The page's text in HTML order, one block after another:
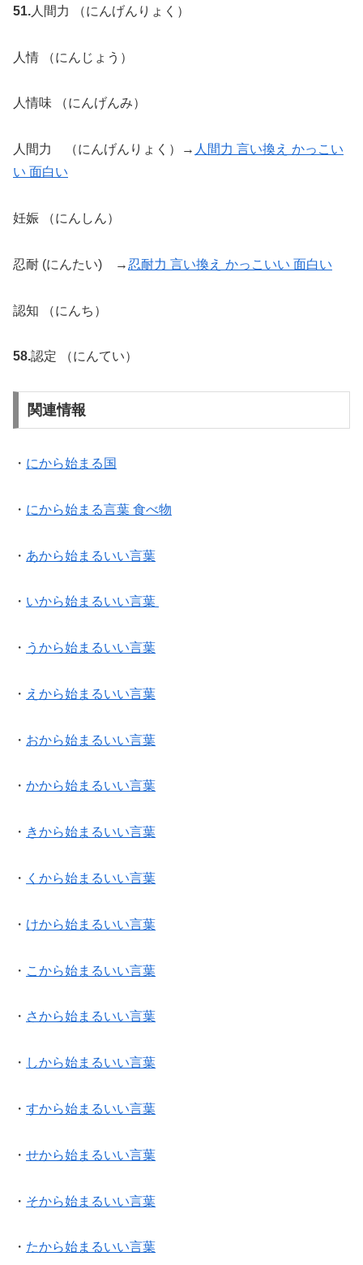
51. 人間力 （にんげんりょく）
人情 （にんじょう）
人情味 （にんげんみ）
人間力 （にんげんりょく）→ 人間力 言い換え かっこい
い 面白い
妊娠 （にんしん）
忍耐 (にんたい) → 忍耐力 言い換え かっこいい 面白い
認知 （にんち）
58.認定 （にんてい）
関連情報
・ にから始まる国
・ にから始まる言葉 食べ物
・ あから始まるいい言葉
・ いから始まるいい言葉
・ うから始まるいい言葉
・ えから始まるいい言葉
・ おから始まるいい言葉
・ かから始まるいい言葉
・ きから始まるいい言葉
・ くから始まるいい言葉
・ けから始まるいい言葉
・ こから始まるいい言葉
・ さから始まるいい言葉
・ しから始まるいい言葉
・ すから始まるいい言葉
・ せから始まるいい言葉
・ そから始まるいい言葉
・ たから始まるいい言葉